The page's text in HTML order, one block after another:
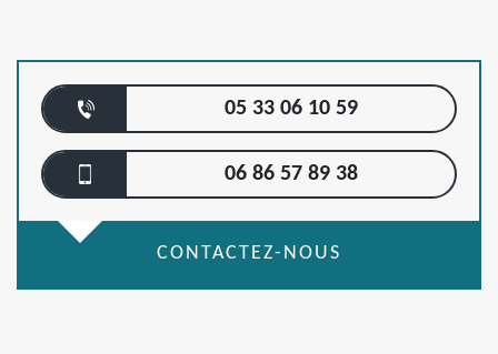
05 33 06 10 59
06 86 57 89 38
CONTACTEZ-NOUS